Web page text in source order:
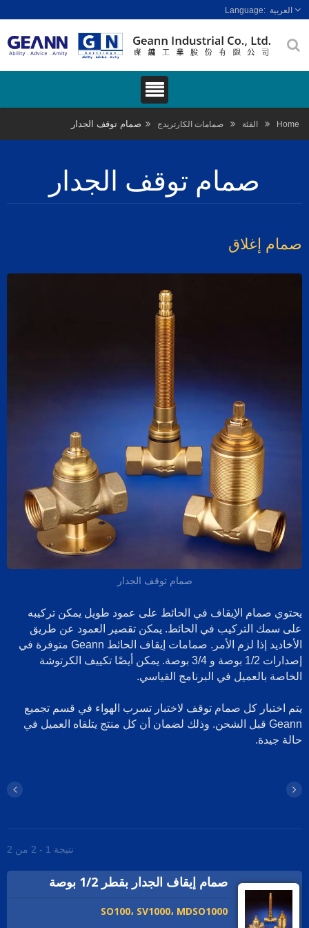
العربية
Home الفئة صمامات الكارتريدج صمام توقف الجدار
صمام توقف الجدار
إغلاق
صمام توقف الجدار
صمام الإيقاف في الحائط على عمود طويل يمكن تركيبه
سمك التركيب في الحائط. يمكن تقصير العمود عن طريق
الأخاديد إذا لزم الأمر. صمامات إيقاف الحائط Geann متوفرة في
إصدارات 1/2 بوصة و 3/4 بوصة. يمكن أيضًا تكييف الكرتوشة
بالعميل في البرنامج القياسي.
اختبار كل صمام توقف لاختبار تسرب الهواء في قسم تجميع
Geann قبل الشحن. وذلك لضمان أن كل منتج يتلقاه العميل في
جيدة.
نتيجة 1 - 2 من 2
صمام إيقاف الجدار بقطر 1/2 بوصة
SO100، SV1000، MDSO1000